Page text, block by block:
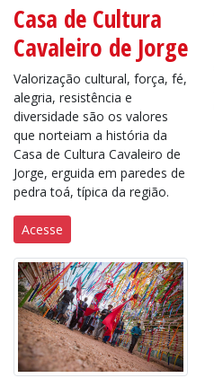
Casa de Cultura
Cavaleiro de Jorge
Valorização cultural, força, fé,
alegria, resistência e
diversidade são os valores
que norteiam a história da
Casa de Cultura Cavaleiro de
Jorge, erguida em paredes de
pedra toá, típica da região.
Acesse